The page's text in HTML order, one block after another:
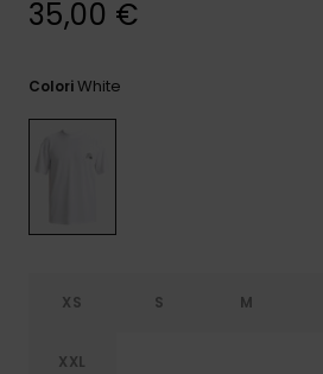
35,00 €
ColoriWhite
XS S M
XXL